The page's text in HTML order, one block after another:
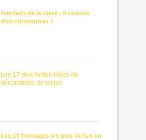
Bienfaits de la bière : 8 raisons
d’en consommer !
Les 17 plus belles idées de
décorations de tartes
Les 10 fromages les plus riches en